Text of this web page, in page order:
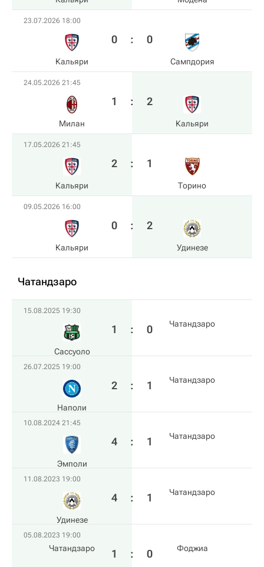
23.07.2026 18:00
Кальяри
0 : 0
Сампдория
24.05.2026 21:45
Милан
1 : 2
Кальяри
17.05.2026 21:45
Кальяри
2 : 1
Торино
09.05.2026 16:00
Кальяри
0 : 2
Удинезе
Чатандзаро
15.08.2025 19:30
Сассуоло
1 : 0 Чатандзаро
26.07.2025 19:00
Наполи
2 : 1 Чатандзаро
10.08.2024 21:45
Эмполи
4 : 1 Чатандзаро
11.08.2023 19:00
Удинезе
4 : 1 Чатандзаро
05.08.2023 19:00
Чатандзаро 1 : 0 Фоджиа